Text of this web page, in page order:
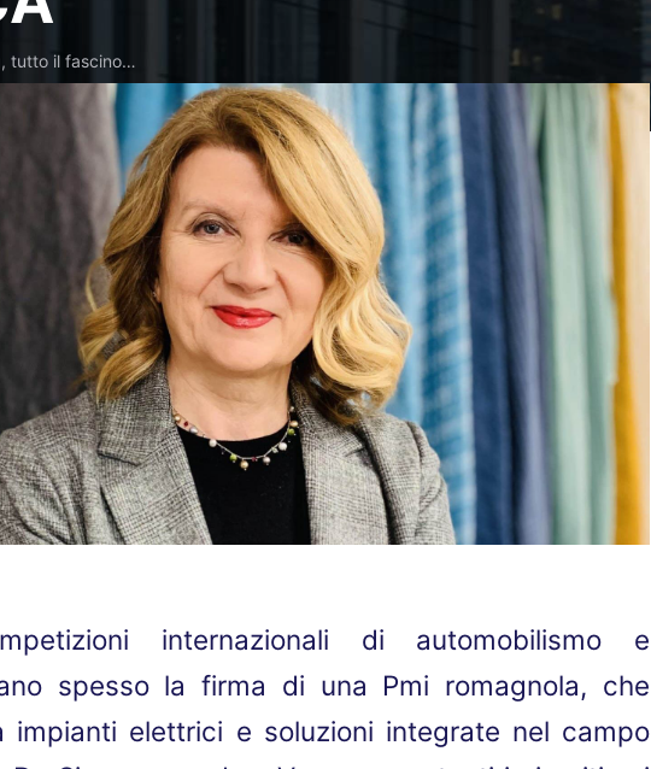
tutto il fascino…
internazionali di automobilismo e
spesso la firma di una Pmi romagnola, che
impianti elettrici e soluzioni integrate nel campo